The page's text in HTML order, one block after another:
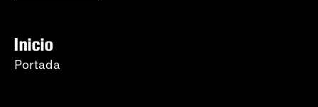
Inicio
Portada